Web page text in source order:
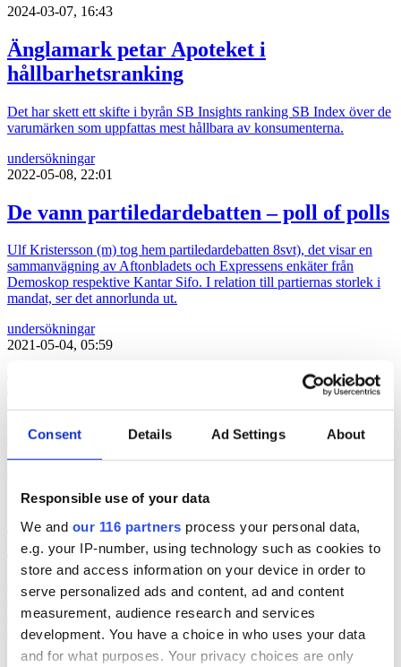
Consent Details Ad Settings About
Responsible use of your data
We and our 116 partners process your personal data,
e.g. your IP-number, using technology such as cookies to
store and access information on your device in order to
serve personalized ads and content, ad and content
measurement, audience research and services
development. You have a choice in who uses your data
and for what purposes. Your privacy choices are only
2024-03-07, 16:43
Änglamark petar Apoteket i
hållbarhetsranking
Det har skett ett skifte i byrån SB Insights ranking SB Index över de
varumärken som uppfattas mest hållbara av konsumenterna.
undersökningar
2022-05-08, 22:01
De vann partiledardebatten – poll of polls
Ulf Kristersson (m) tog hem partiledardebatten 8svt), det visar en
sammanvägning av Aftonbladets och Expressens enkäter från
Demoskop respektive Kantar Sifo. I relation till partiernas storlek i
mandat, ser det annorlunda ut.
undersökningar
2021-05-04, 05:59
Tiktok förbi Snapchat bland ungdomarna
daglig räckvidd bland ungdomarna. Detta enligt statistik från MMS.
Svenska forskare visar samband mellan
skatteparadis och miljöförstöring
Forskarna från Stockholm Resilience Centre, Kungliga
Vetenskapsakademin och universitetet i Amsterdam har presenterat
en studie som visar samband mellan skatteparadis och
miljöförstöring.
undersökningar